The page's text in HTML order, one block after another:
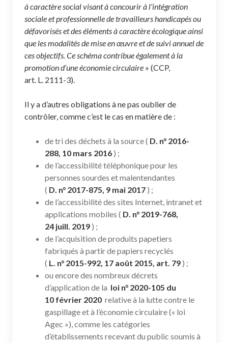
à caractère social visant à concourir à l’intégration
sociale et professionnelle de travailleurs handicapés ou
défavorisés et des éléments à caractère écologique ainsi
que les modalités de mise en œuvre et de suivi annuel de
ces objectifs. Ce schéma contribue également à la
promotion d’une économie circulaire » (CCP,
art. L. 2111-3).
Il y a d’autres obligations à ne pas oublier de
contrôler, comme c’est le cas en matière de :
de tri des déchets à la source ( D. n° 2016-
288, 10 mars 2016 ) ;
de l’accessibilité téléphonique pour les
personnes sourdes et malentendantes
( D. n° 2017-875, 9 mai 2017 ) ;
de l’accessibilité des sites Internet, intranet et
applications mobiles ( D. n° 2019-768,
24 juill. 2019 ) ;
de l’acquisition de produits papetiers
fabriqués à partir de papiers recyclés
( L. n° 2015-992, 17 août 2015, art. 79 ) ;
ou encore des nombreux décrets
d’application de la loi n° 2020-105 du
10 février 2020 relative à la lutte contre le
gaspillage et à l’économie circulaire (« loi
Agec »), comme les catégories
d’établissements recevant du public soumis à